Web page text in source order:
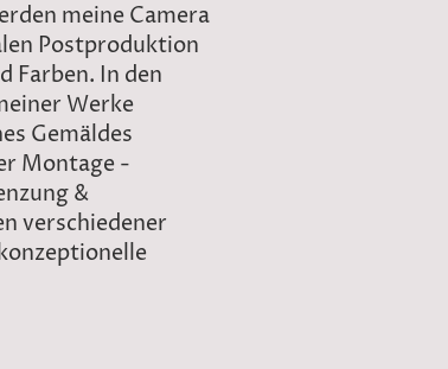
meine Camera
Postproduktion
Farben. In den
Werke
Gemäldes
Montage -
&
verschiedener